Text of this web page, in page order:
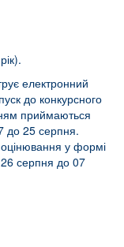
електронний
до конкурсного
приймаються
до 25 серпня.
оцінювання у формі
26 серпня до 07